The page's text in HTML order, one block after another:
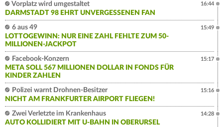
Vorplatz wird umgestaltet
DARMSTADT 98 EHRT UNVERGESSENEN FAN
16:44
6 aus 49
LOTTOGEWINN: NUR EINE ZAHL FEHLTE ZUM 50-
MILLIONEN-JACKPOT
15:49
Facebook-Konzern
META SOLL 567 MILLIONEN DOLLAR IN FONDS FÜR
KINDER ZAHLEN
15:17
Polizei warnt Drohnen-Besitzer
NICHT AM FRANKFURTER AIRPORT FLIEGEN!
15:16
Zwei Verletzte im Krankenhaus
AUTO KOLLIDIERT MIT U-BAHN IN OBERURSEL
14:28